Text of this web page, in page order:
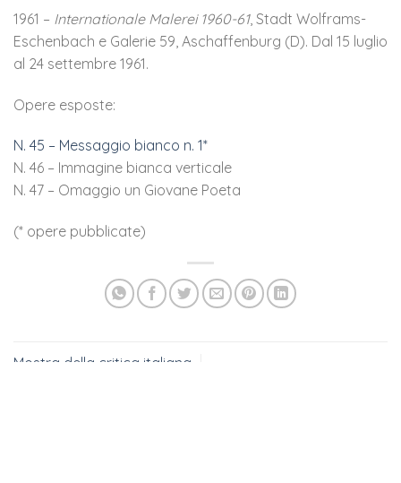
1961 – Internationale Malerei 1960-61, Stadt Wolframs-
Eschenbach e Galerie 59, Aschaffenburg (D). Dal 15 luglio
al 24 settembre 1961.
Opere esposte:
N. 45 – Messaggio bianco n. 1*
N. 46 – Immagine bianca verticale
N. 47 – Omaggio un Giovane Poeta
(* opere pubblicate)
Mostra della critica italiana